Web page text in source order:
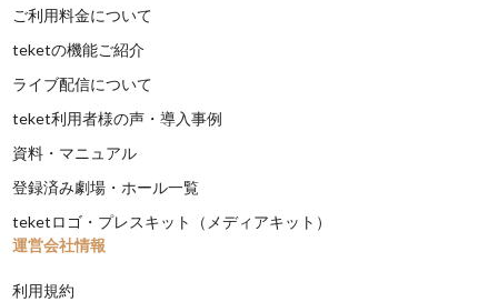
ご利用料金について
teketの機能ご紹介
ライブ配信について
teket利用者様の声・導入事例
資料・マニュアル
登録済み劇場・ホール一覧
teketロゴ・プレスキット（メディアキット）
運営会社情報
利用規約